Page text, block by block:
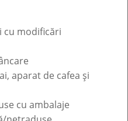
cu modificări
cu ambalaje